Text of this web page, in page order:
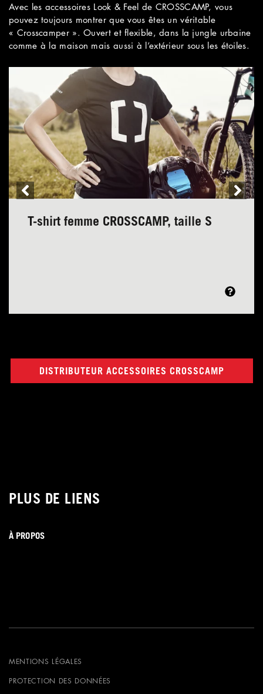
Avec les accessoires Look & Feel de CROSSCAMP, vous
pouvez toujours montrer que vous êtes un véritable
« Crosscamper ». Ouvert et flexible, dans la jungle urbaine
comme à la maison mais aussi à l’extérieur sous les étoiles.
T-shirt femme CROSSCAMP, taille S
DISTRIBUTEUR ACCESSOIRES CROSSCAMP
PLUS DE LIENS
À PROPOS
MENTIONS LÉGALES
PROTECTION DES DONNÉES